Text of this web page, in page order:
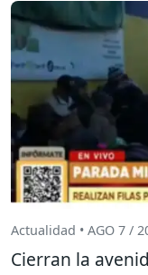
Actualidad • AGO 7 /
Cierran la